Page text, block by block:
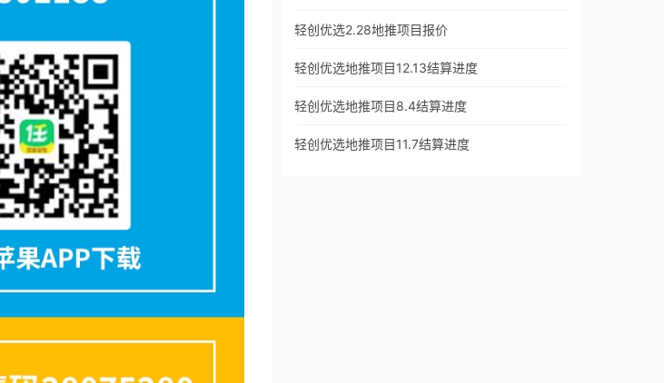
轻创优选2.28地推项目报价
轻创优选地推项目12.13结算进度
轻创优选地推项目8.4结算进度
轻创优选地推项目11.7结算进度